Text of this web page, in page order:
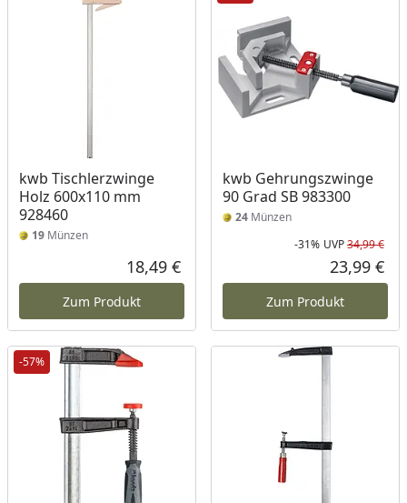
kwb Tischlerzwinge
Holz 600x110 mm
928460
19 Münzen
Aktueller Preis
18,49 €
Zum Produkt
kwb Gehrungszwinge
90 Grad SB 983300
24Münzen
-31% UVP34,99 €
23,99 €
Zum Produkt
-57%